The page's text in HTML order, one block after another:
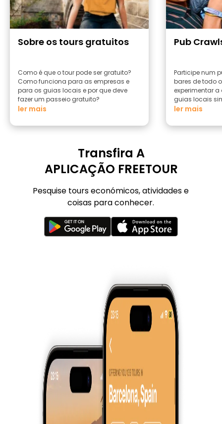
Sobre os tours gratuitos
Como é que o tour pode ser gratuito?
Como funciona para as empresas e
para os guias locais e por que deve
fazer um passeio gratuito?
ler mais
Pub
Participe num
bares de todo
experimentar
guias locais
ler mais
Transfira A
APLICAÇÃO FREETOUR
Pesquise tours económicos, atividades e
coisas para conhecer.